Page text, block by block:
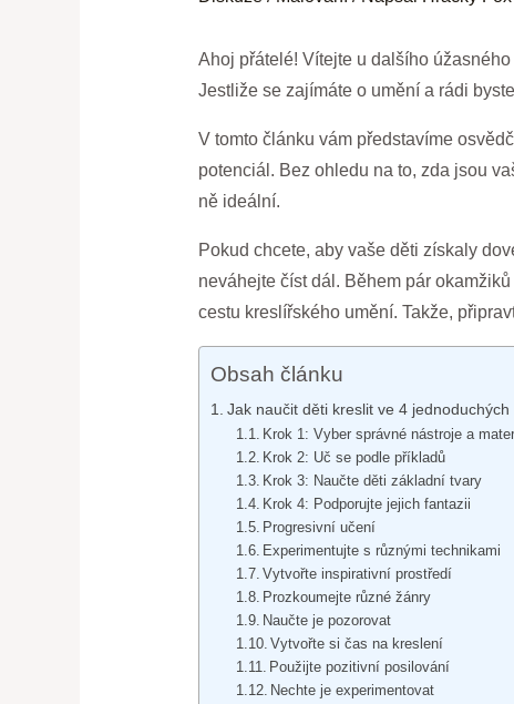
Ahoj přátelé! Vítejte u dalšího
Jestliže se zajímáte o umění a rádi
V tomto článku vám představíme
potenciál. Bez ohledu na to, zda jsou
ně ideální.
Pokud chcete, aby vaše děti získaly
neváhejte číst dál. Během pár
cestu kreslířského umění. Takže,
Obsah článku
Jak naučit děti kreslit ve 4 jednoduchých
Krok 1: Vyber správné nástroje a
Krok 2: Uč se podle příkladů
Krok 3: Naučte děti základní tvary
Krok 4: Podporujte jejich fantazii
Progresivní učení
Experimentujte s různými technikami
Vytvořte inspirativní prostředí
Prozkoumejte různé žánry
Naučte je pozorovat
Vytvořte si čas na kreslení
Použijte pozitivní posilování
Nechte je experimentovat